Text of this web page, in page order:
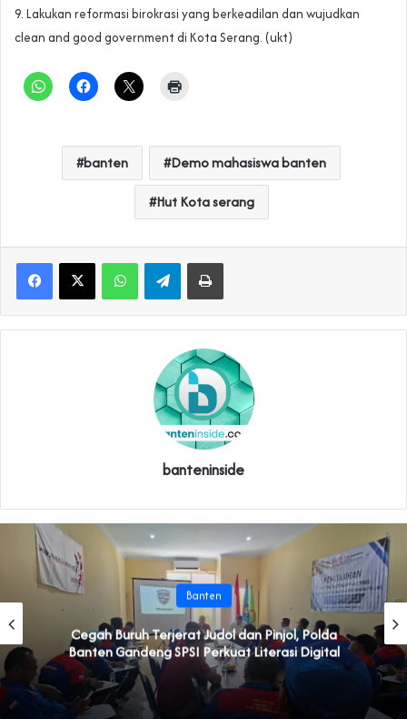
‎‎‎9. Lakukan reformasi birokrasi yang berkeadilan dan wujudkan
clean and good government di Kota Serang. (ukt)
banten Demo mahasiswa banten
Hut Kota serang
WhatsAppTelegramPrint
banteninside
Banten
Cegah Buruh Terjerat Judol dan Pinjol, Polda
Banten Gandeng SPSI Perkuat Literasi Digital